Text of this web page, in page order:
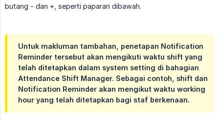
butang - dan +, seperti paparan dibawah.
Untuk makluman tambahan, penetapan Notification
Reminder tersebut akan mengikuti waktu shift yang
telah ditetapkan dalam system setting di bahagian
Attendance Shift Manager. Sebagai contoh, shift dan
Notification Reminder akan mengikut waktu working
hour yang telah ditetapkan bagi staf berkenaan.